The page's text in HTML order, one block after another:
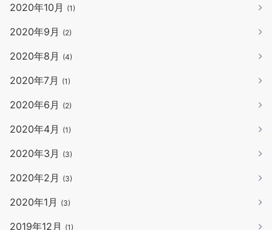
2020年10月 (1)
2020年9月 (2)
2020年8月 (4)
2020年7月 (1)
2020年6月 (2)
2020年4月 (1)
2020年3月 (3)
2020年2月 (3)
2020年1月 (3)
2019年12月 (1)